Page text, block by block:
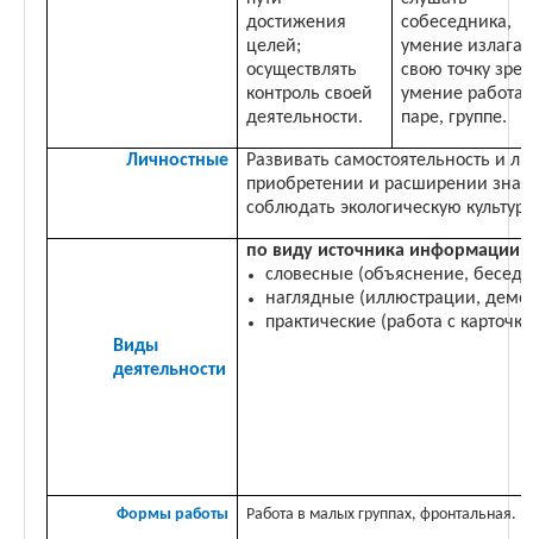
достижения
целей;
осуществлять
контроль своей
деятельности.
собеседника,
умение
свою точку
умение
паре, группе.
Личностные
Развивать самостоятельность и
приобретении и расширении
соблюдать экологическую
Виды
деятельности
по виду источника информации:
словесные (объяснение,
наглядные (иллюстрации,
практические (работа с
Формы работы Работа в малых группах, фронтальная.